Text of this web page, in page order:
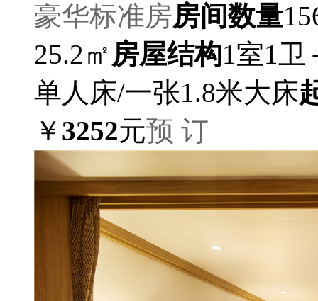
豪华标准房房间数量
25.2㎡ 房屋结构1室1卫
单人床/一张1.8米大床
￥ 3252元预 订